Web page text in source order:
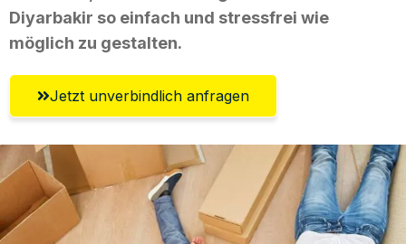
Diyarbakir so einfach und stressfrei wie
möglich zu gestalten.
Jetzt unverbindlich anfragen